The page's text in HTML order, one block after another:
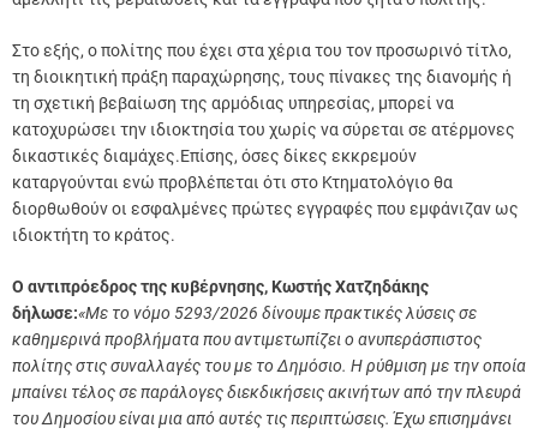
Στο εξής, ο πολίτης που έχει στα χέρια του τον προσωρινό τίτλο,
τη διοικητική πράξη παραχώρησης, τους πίνακες της διανομής ή
τη σχετική βεβαίωση της αρμόδιας υπηρεσίας, μπορεί να
κατοχυρώσει την ιδιοκτησία του χωρίς να σύρεται σε ατέρμονες
δικαστικές διαμάχες.Επίσης, όσες δίκες εκκρεμούν
καταργούνται ενώ προβλέπεται ότι στο Κτηματολόγιο θα
διορθωθούν οι εσφαλμένες πρώτες εγγραφές που εμφάνιζαν ως
ιδιοκτήτη το κράτος.
Ο αντιπρόεδρος της κυβέρνησης, Κωστής Χατζηδάκης
δήλωσε:«Με το νόμο 5293/2026 δίνουμε πρακτικές λύσεις σε
καθημερινά προβλήματα που αντιμετωπίζει ο ανυπεράσπιστος
πολίτης στις συναλλαγές του με το Δημόσιο. Η ρύθμιση με την οποία
μπαίνει τέλος σε παράλογες διεκδικήσεις ακινήτων από την πλευρά
του Δημοσίου είναι μια από αυτές τις περιπτώσεις. Έχω επισημάνει